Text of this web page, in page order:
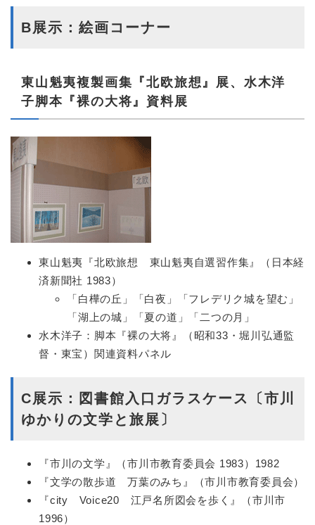
B展示：絵画コーナー
東山魁夷複製画集『北欧旅想』展、水木洋
子脚本『裸の大将』資料展
東山魁夷『北欧旅想 東山魁夷自選習作集』（日本経
済新聞社 1983）
「白樺の丘」「白夜」「フレデリク城を望む」
「湖上の城」「夏の道」「二つの月」
水木洋子：脚本『裸の大将』（昭和33・堀川弘通監
督・東宝）関連資料パネル
C展示：図書館入口ガラスケース〔市川
ゆかりの文学と旅展〕
『市川の文学』（市川市教育委員会 1983）1982
『文学の散歩道 万葉のみち』（市川市教育委員会）
『city Voice20 江戸名所図会を歩く』（市川市
1996）